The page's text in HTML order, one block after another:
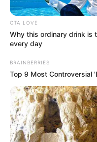
Le puede interesar:
intimidantes que
los Milagros, Antioquia
CTA LOVE
Why this ordinary drink is
every day
BRAINBERRIES
Top 9 Most Controversial